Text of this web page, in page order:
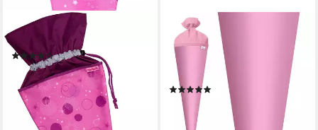
MCNEILL
Schultüte Schultüte, Pinky
(2)
ab 15,99 € UVP24,95 €
-36%
lieferbar - in 4-5 Werktagen bei dir
ROTH
Schultüte Basteltüte rosa,
Basteltüte/70 cm rund rosa,
Roth-Spitze, Zuckertüte
16,99 €
lieferbar - in 4-5 Werktagen bei dir